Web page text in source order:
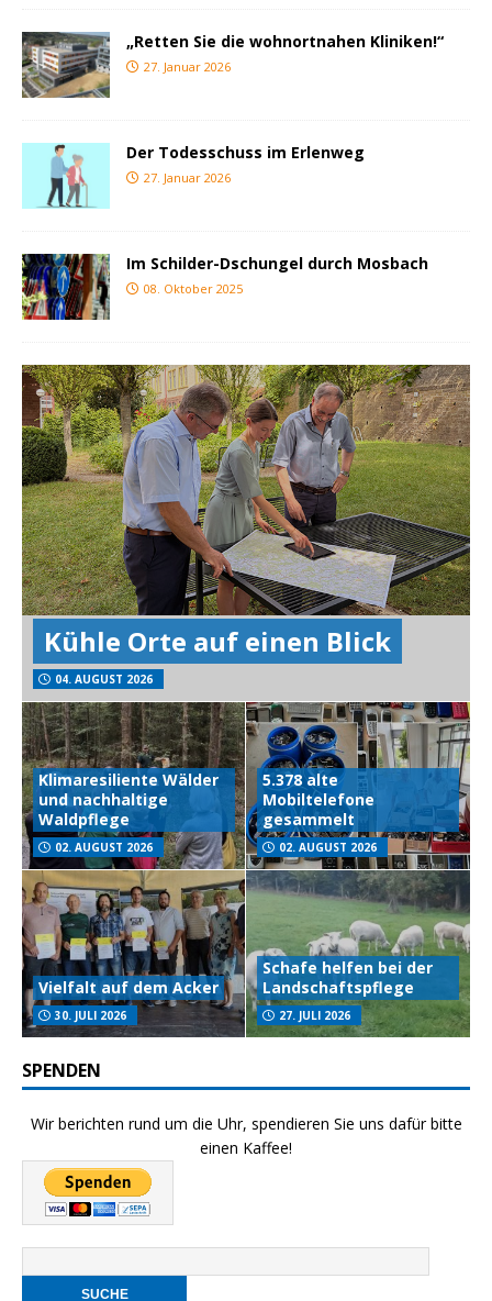
„Retten Sie die wohnortnahen Kliniken!“
27. Januar 2026
Der Todesschuss im Erlenweg
27. Januar 2026
Im Schilder-Dschungel durch Mosbach
08. Oktober 2025
Kühle Orte auf einen Blick
04. AUGUST 2026
Klimaresiliente Wälder
und nachhaltige
Waldpflege
02. AUGUST 2026
5.378 alte
Mobiltelefone
gesammelt
02. AUGUST 2026
Vielfalt auf dem Acker
30. JULI 2026
Schafe helfen bei der
Landschaftspflege
27. JULI 2026
SPENDEN
Wir berichten rund um die Uhr, spendieren Sie uns dafür bitte
einen Kaffee!